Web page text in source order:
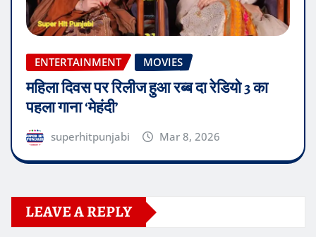
ENTERTAINMENT MOVIES
महिला दिवस पर रिलीज हुआ रब्ब दा रेडियो 3 का
पहला गाना ‘मेहंदी’
superhitpunjabi Mar 8, 2026
LEAVE A REPLY